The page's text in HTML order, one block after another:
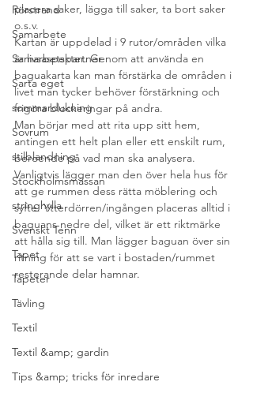
Rörstrand
Samarbete
Samarbetspartner
Sarta eget
sommardukning
Sovrum
stilblandning
Stockholmsmässan
stringhylla
Svenskt Tenn
Tapet
Tapeter
Tävling
Textil
Textil &amp; gardin
Tips &amp; tricks för inredare
placera saker, lägga till saker, ta bort saker
o.s.v.
Kartan är uppdelad i 9 rutor/områden vilka
är livsaspekter. Genom att använda en
baguakarta kan man förstärka de områden i
livet man tycker behöver förstärkning och
frigöra blockeringar på andra.
Man börjar med att rita upp sitt hem,
antingen ett helt plan eller ett enskilt rum,
beroende på vad man ska analysera.
Vanligtvis lägger man den över hela hus för
att ge rummen dess rätta möblering och
syfte. Ytterdörren/ingången placeras alltid i
baguans nedre del, vilket är ett riktmärke
att hålla sig till. Man lägger baguan över sin
ritning för att se vart i bostaden/rummet
resterande delar hamnar.